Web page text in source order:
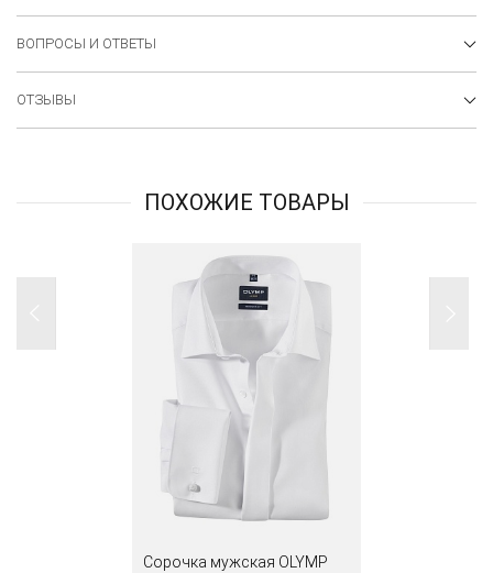
ВОПРОСЫ И ОТВЕТЫ
ОТЗЫВЫ
ПОХОЖИЕ ТОВАРЫ
Сорочка мужская OLYMP